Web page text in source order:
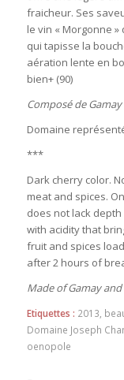
fraicheur. Ses
le vin « Morgonne
qui tapisse la
aération lente en
bien+ (90)
Composé de
Domaine
***
Dark cherry color.
meat and spices.
does not lack
with acidity that
fruit and spices
after 2 hours of
Made of Gamay
Etiquettes : 2013
Domaine Joseph
oenopole